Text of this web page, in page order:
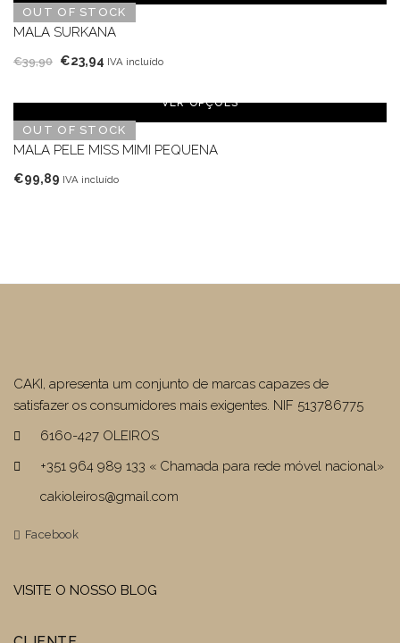
era:
€94,90.
é:
€56,94.
OUT OF STOCK
MALA SURKANA
€39,90 O
original
era:
€39,90.
€23,94 O
atual
é:
€23,94.
IVA incluído
OUT OF STOCK
VER OPÇÕES
MALA PELE MISS MIMI PEQUENA
€99,89 IVA incluído
CAKI, apresenta um conjunto de marcas capazes de
satisfazer os consumidores mais exigentes. NIF 513786775
6160-427 OLEIROS
+351 964 989 133 « Chamada para rede móvel nacional»
cakioleiros@gmail.com
Facebook
VISITE O NOSSO BLOG